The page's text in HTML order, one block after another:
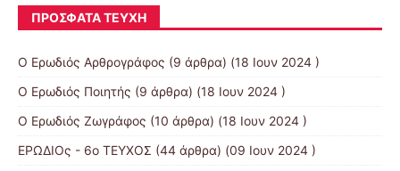
ΠΡΌΣΦΑΤΑ ΤΕΎΧΗ
Ο Ερωδιός Αρθρογράφος (9 άρθρα) (18 Ιουν 2024 )
Ο Ερωδιός Ποιητής (9 άρθρα) (18 Ιουν 2024 )
Ο Ερωδιός Ζωγράφος (10 άρθρα) (18 Ιουν 2024 )
ΕΡΩΔΙΟς - 6ο ΤΕΥΧΟΣ (44 άρθρα) (09 Ιουν 2024 )